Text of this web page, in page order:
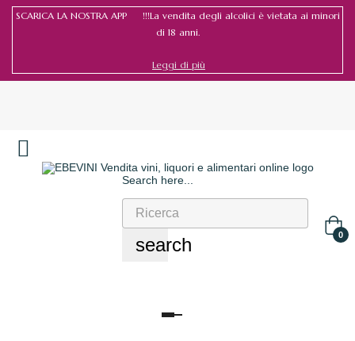
SCARICA LA NOSTRA APP !!!La vendita degli alcolici è vietata ai minori
di 18 anni.
Leggi di più
Search here...
search 0
navigazione